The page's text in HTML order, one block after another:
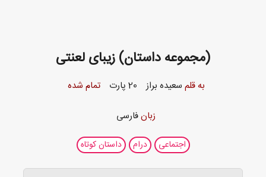
(مجموعه داستان) زیبای لعنتی
به قلم سعیده براز 20 پارت تمام شده
زبانفارسی
اجتماعی درام داستان کوتاه